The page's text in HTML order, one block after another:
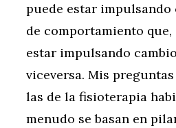
puede estar
de comportamiento que,
estar impulsando
viceversa. Mis
las de la fisioterapia
menudo se basan en